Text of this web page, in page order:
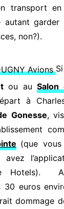
transport en
autant
non?).
ou auSalon
à
Gonesse,
(que
Hotels).
30 euros
dommage